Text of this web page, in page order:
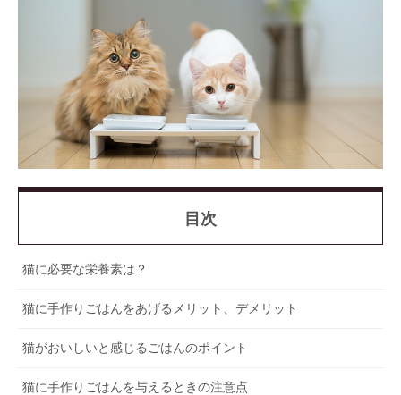
目次
猫に必要な栄養素は？
猫に手作りごはんをあげるメリット、デメリット
猫がおいしいと感じるごはんのポイント
猫に手作りごはんを与えるときの注意点